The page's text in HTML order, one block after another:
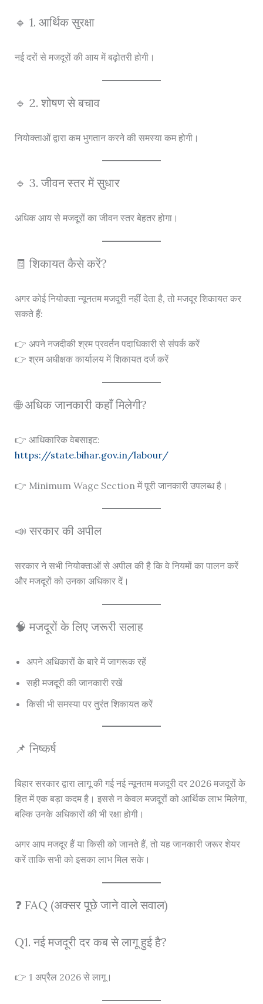
🔹 1. आर्थिक सुरक्षा
नई दरों से मजदूरों की आय में बढ़ोतरी होगी।
🔹 2. शोषण से बचाव
नियोक्ताओं द्वारा कम भुगतान करने की समस्या कम होगी।
🔹 3. जीवन स्तर में सुधार
अधिक आय से मजदूरों का जीवन स्तर बेहतर होगा।
🧾 शिकायत कैसे करें?
अगर कोई नियोक्ता न्यूनतम मजदूरी नहीं देता है, तो मजदूर शिकायत कर
सकते हैं:
👉 अपने नजदीकी श्रम प्रवर्तन पदाधिकारी से संपर्क करें
👉 श्रम अधीक्षक कार्यालय में शिकायत दर्ज करें
🌐 अधिक जानकारी कहाँ मिलेगी?
👉 आधिकारिक वेबसाइट:
https://state.bihar.gov.in/labour/
👉 Minimum Wage Section में पूरी जानकारी उपलब्ध है।
📣 सरकार की अपील
सरकार ने सभी नियोक्ताओं से अपील की है कि वे नियमों का पालन करें
और मजदूरों को उनका अधिकार दें।
🧠 मजदूरों के लिए जरूरी सलाह
अपने अधिकारों के बारे में जागरूक रहें
सही मजदूरी की जानकारी रखें
किसी भी समस्या पर तुरंत शिकायत करें
📌 निष्कर्ष
बिहार सरकार द्वारा लागू की गई नई न्यूनतम मजदूरी दर 2026 मजदूरों के
हित में एक बड़ा कदम है। इससे न केवल मजदूरों को आर्थिक लाभ मिलेगा,
बल्कि उनके अधिकारों की भी रक्षा होगी।
अगर आप मजदूर हैं या किसी को जानते हैं, तो यह जानकारी जरूर शेयर
करें ताकि सभी को इसका लाभ मिल सके।
❓ FAQ (अक्सर पूछे जाने वाले सवाल)
Q1. नई मजदूरी दर कब से लागू हुई है?
👉 1 अप्रैल 2026 से लागू।